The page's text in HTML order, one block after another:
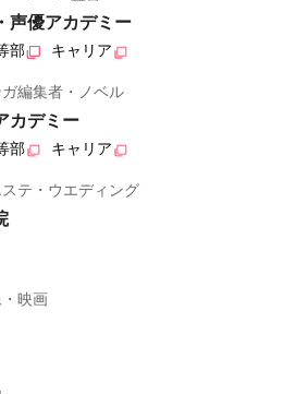
声優アカデミー
部 キャリア
編集者・ノベル
カデミー
部 キャリア
テ・ウエディング
映画